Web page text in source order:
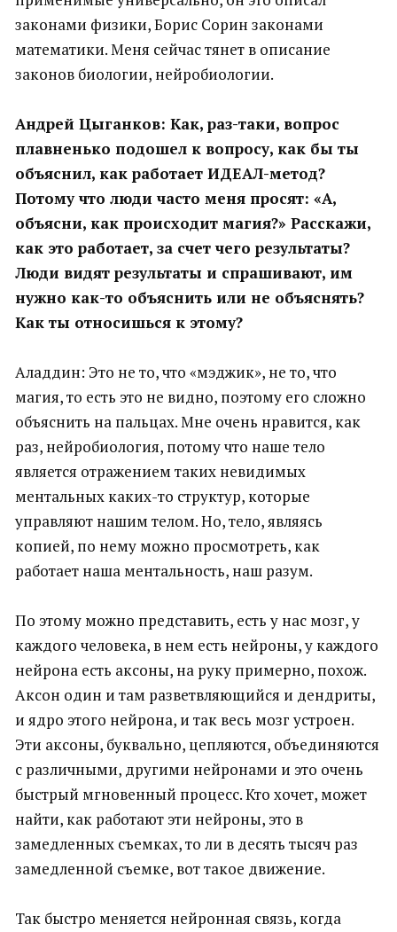
законами физики, Борис Сорин законами
математики. Меня сейчас тянет в описание
законов биологии, нейробиологии.
Андрей Цыганков: Как, раз-таки, вопрос
плавненько подошел к вопросу, как бы ты
объяснил, как работает ИДЕАЛ-метод?
Потому что люди часто меня просят: «А,
объясни, как происходит магия?» Расскажи,
как это работает, за счет чего результаты?
Люди видят результаты и спрашивают, им
нужно как-то объяснить или не объяснять?
Как ты относишься к этому?
Аладдин: Это не то, что «мэджик», не то, что
магия, то есть это не видно, поэтому его сложно
объяснить на пальцах. Мне очень нравится, как
раз, нейробиология, потому что наше тело
является отражением таких невидимых
ментальных каких-то структур, которые
управляют нашим телом. Но, тело, являясь
копией, по нему можно просмотреть, как
работает наша ментальность, наш разум.
По этому можно представить, есть у нас мозг, у
каждого человека, в нем есть нейроны, у каждого
нейрона есть аксоны, на руку примерно, похож.
Аксон один и там разветвляющийся и дендриты,
и ядро этого нейрона, и так весь мозг устроен.
Эти аксоны, буквально, цепляются, объединяются
с различными, другими нейронами и это очень
быстрый мгновенный процесс. Кто хочет, может
найти, как работают эти нейроны, это в
замедленных съемках, то ли в десять тысяч раз
замедленной съемке, вот такое движение.
Так быстро меняется нейронная связь, когда